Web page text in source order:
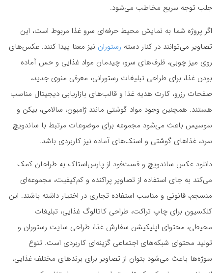
جلب توجه سریع مخاطب می‌شود.
اگر پروژه شما به نمایش محیط حرفه‌ای سرو غذا مربوط است، این
تصاویر می‌توانند در کنار دسته رستوران نیز معنا پیدا کنند. عکس‌های
روی میز چوبی، ظرف‌های سرو، چیدمان مواد غذایی و حس آماده
بودن غذا، برای طراحی تبلیغات رستورانی، معرفی منوی جدید،
صفحات رزرو، کارت هدیه غذا و قالب‌های بازاریابی دیجیتال مناسب
هستند. همچنین وجود مواد گوشتی مانند ژامبون، سالامی، بیکن و
سوسیس باعث می‌شود مجموعه برای موضوعات مرتبط با ساندویچ
سرد، غذاهای گوشتی و اسنک‌های آماده نیز کاربردی باشد.
دانلود عکس ساندویچ و فست‌فود از پارس‌استاک به طراحان کمک
می‌کند به جای استفاده از تصاویر پراکنده و کم‌کیفیت، مجموعه‌ای
منسجم، قانونی و مناسب استفاده تجاری در اختیار داشته باشند. این
کلکسیون برای چاپ تراکت، طراحی کاتالوگ غذایی، تبلیغات
محیطی، محتوای اپلیکیشن سفارش غذا، طراحی سایت رستوران و
تولید محتوای شبکه‌های اجتماعی گزینه‌ای کاربردی است. تنوع
سوژه‌ها باعث می‌شود بتوان از تصاویر برای برندهای مختلف غذایی،